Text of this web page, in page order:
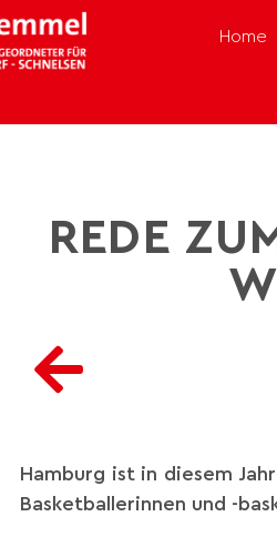
Home
REDE
Hamburg ist in diesem
Basketballerinnen und -